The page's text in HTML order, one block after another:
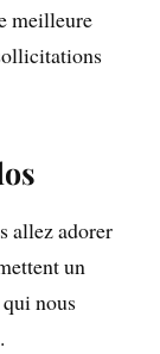
meilleure
allez adorer
un
nous